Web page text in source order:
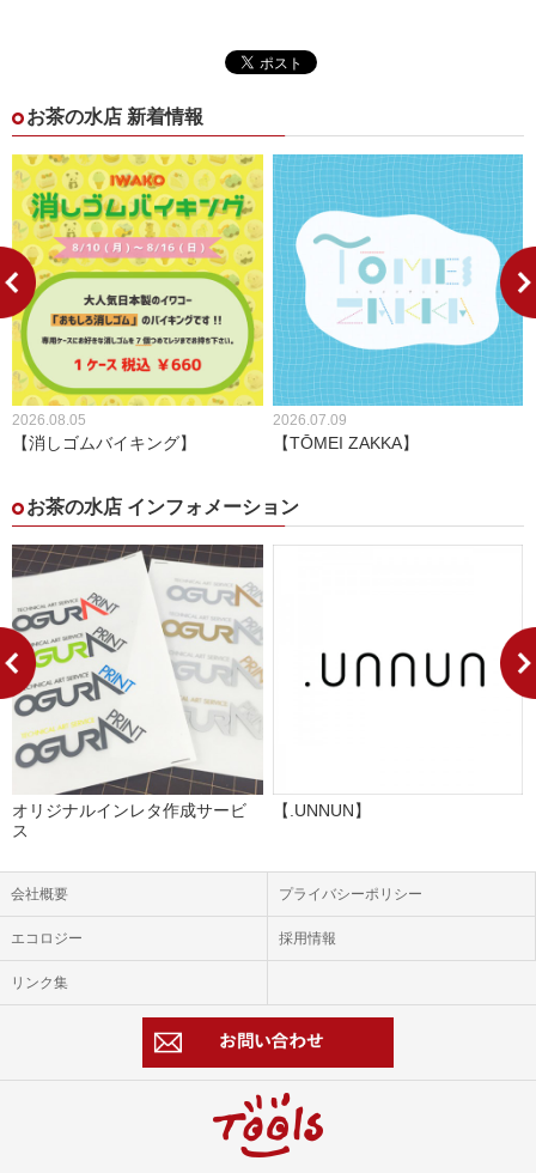
お茶の水店 新着情報
2026.08.05
【消しゴムバイキング】
2026.07.09
【TŌMEI ZAKKA】
お茶の水店 インフォメーション
オリジナルインレタ作成サービ
ス
【.UNNUN】
会社概要 プライバシーポリシー
エコロジー 採用情報
リンク集